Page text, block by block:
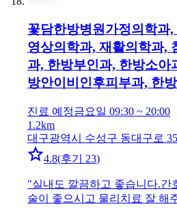
꽃담한방병원 가정의학과
영상의학과, 재활의학과,
과, 한방부인과, 한방소아
방안이비인후피부과, 한
진료 예정금요일 09:30 ~ 20:00
1.2km
대구광역시 수성구 동대구로
4.8(후기 23)
"실내도 깔끔하고 좋습니다.간
술이 좋으시고 물리치료 잘 해